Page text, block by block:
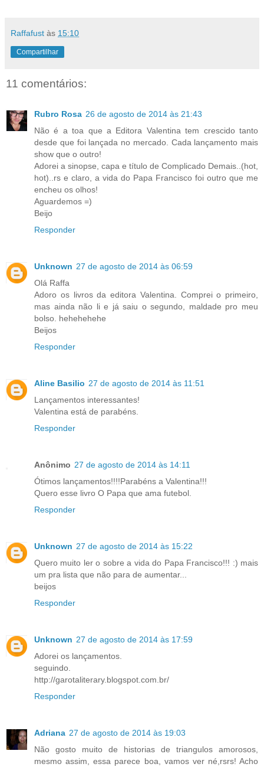
Raffafust às 15:10
Compartilhar
11 comentários:
Rubro Rosa 26 de agosto de 2014 às 21:43
Não é a toa que a Editora Valentina tem crescido tanto
desde que foi lançada no mercado. Cada lançamento mais
show que o outro!
Adorei a sinopse, capa e título de Complicado Demais..(hot,
hot)..rs e claro, a vida do Papa Francisco foi outro que me
encheu os olhos!
Aguardemos =)
Beijo
Responder
Unknown 27 de agosto de 2014 às 06:59
Olá Raffa
Adoro os livros da editora Valentina. Comprei o primeiro,
mas ainda não li e já saiu o segundo, maldade pro meu
bolso. hehehehehe
Beijos
Responder
Aline Basilio 27 de agosto de 2014 às 11:51
Lançamentos interessantes!
Valentina está de parabéns.
Responder
Anônimo 27 de agosto de 2014 às 14:11
Ótimos lançamentos!!!!Parabéns a Valentina!!!
Quero esse livro O Papa que ama futebol.
Responder
Unknown 27 de agosto de 2014 às 15:22
Quero muito ler o sobre a vida do Papa Francisco!!! :) mais
um pra lista que não para de aumentar...
beijos
Responder
Unknown 27 de agosto de 2014 às 17:59
Adorei os lançamentos.
seguindo.
http://garotaliterary.blogspot.com.br/
Responder
Adriana 27 de agosto de 2014 às 19:03
Não gosto muito de historias de triangulos amorosos,
mesmo assim, essa parece boa, vamos ver né,rsrs! Acho